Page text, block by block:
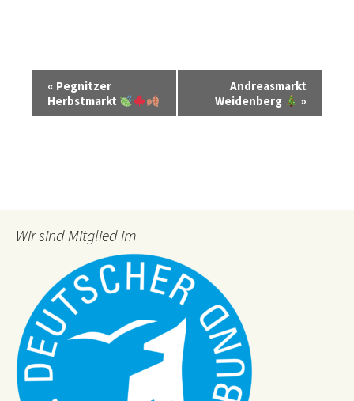
a
u
n
g
-
« Pegnitzer
Herbstmarkt
Andreasmarkt
Weidenberg
»
Wir sind Mitglied im